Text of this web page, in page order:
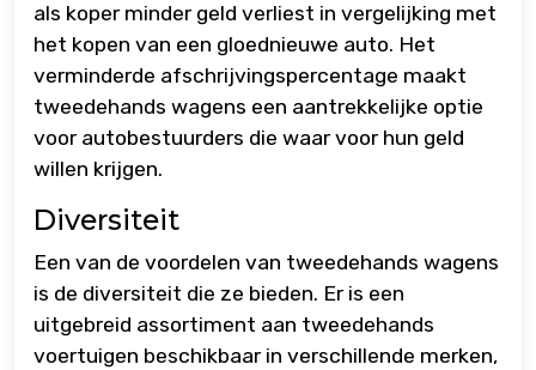
als koper minder geld verliest in vergelijking met
het kopen van een gloednieuwe auto. Het
verminderde afschrijvingspercentage maakt
tweedehands wagens een aantrekkelijke optie
voor autobestuurders die waar voor hun geld
willen krijgen.
Diversiteit
Een van de voordelen van tweedehands wagens
is de diversiteit die ze bieden. Er is een
uitgebreid assortiment aan tweedehands
voertuigen beschikbaar in verschillende merken,